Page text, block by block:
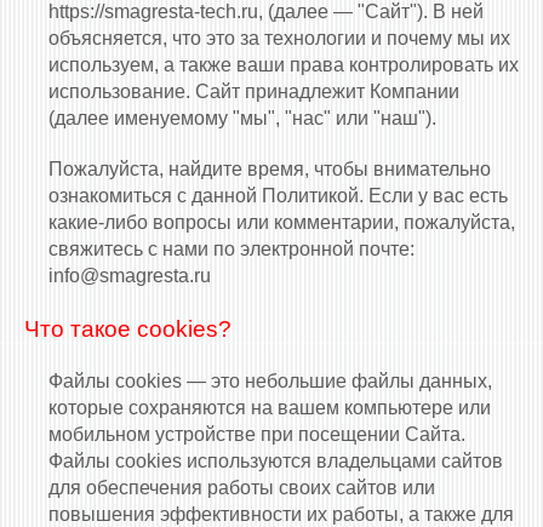
https://smagresta-tech.ru, (далее — "Сайт"). В ней
объясняется, что это за технологии и почему мы их
используем, а также ваши права контролировать их
использование. Сайт принадлежит Компании
(далее именуемому "мы", "нас" или "наш").
Пожалуйста, найдите время, чтобы внимательно
ознакомиться с данной Политикой. Если у вас есть
какие-либо вопросы или комментарии, пожалуйста,
свяжитесь с нами по электронной почте:
info@smagresta.ru
Что такое cookies?
Файлы cookies — это небольшие файлы данных,
которые сохраняются на вашем компьютере или
мобильном устройстве при посещении Сайта.
Файлы cookies используются владельцами сайтов
для обеспечения работы своих сайтов или
повышения эффективности их работы, а также для